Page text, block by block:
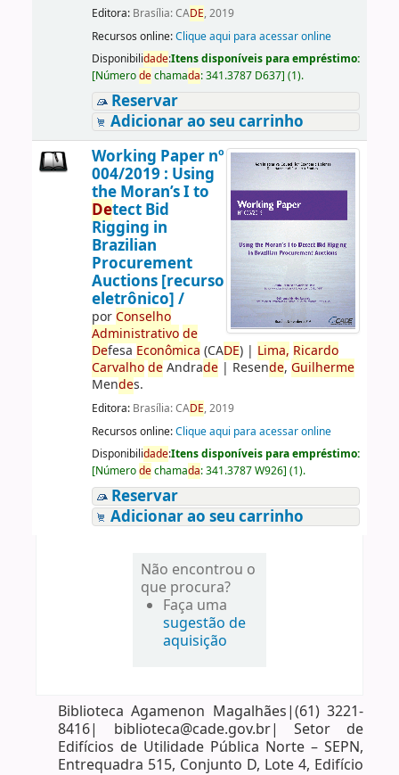
Editora: Brasília: CADE, 2019
Recursos online:Clique aqui para acessar online
Disponibilidade:Itens disponíveis para empréstimo:
[Númerodechamada:341.3787 D637] (1).
Reservar
Adicionar ao seu carrinho
Working Paper nº
004/2019 : Using
the Moran’s I to
Detect Bid
Rigging in
Brazilian
Procurement
Auctions [recurso
eletrônico] /
porConselho
Administrativo de
Defesa Econômica (CADE)| Lima, Ricardo
Carvalho deAndrade| Resende, Guilherme
Mendes.
Editora: Brasília: CADE, 2019
Recursos online:Clique aqui para acessar online
Disponibilidade:Itens disponíveis para empréstimo:
[Númerodechamada:341.3787 W926] (1).
Reservar
Adicionar ao seu carrinho
Não encontrou o
que procura?
Faça uma
sugestão de
aquisição
Biblioteca Agamenon Magalhães|(61) 3221-
8416| biblioteca@cade.gov.br| Setor de
Edifícios de Utilidade Pública Norte – SEPN,
Entrequadra 515, Conjunto D, Lote 4, Edifício